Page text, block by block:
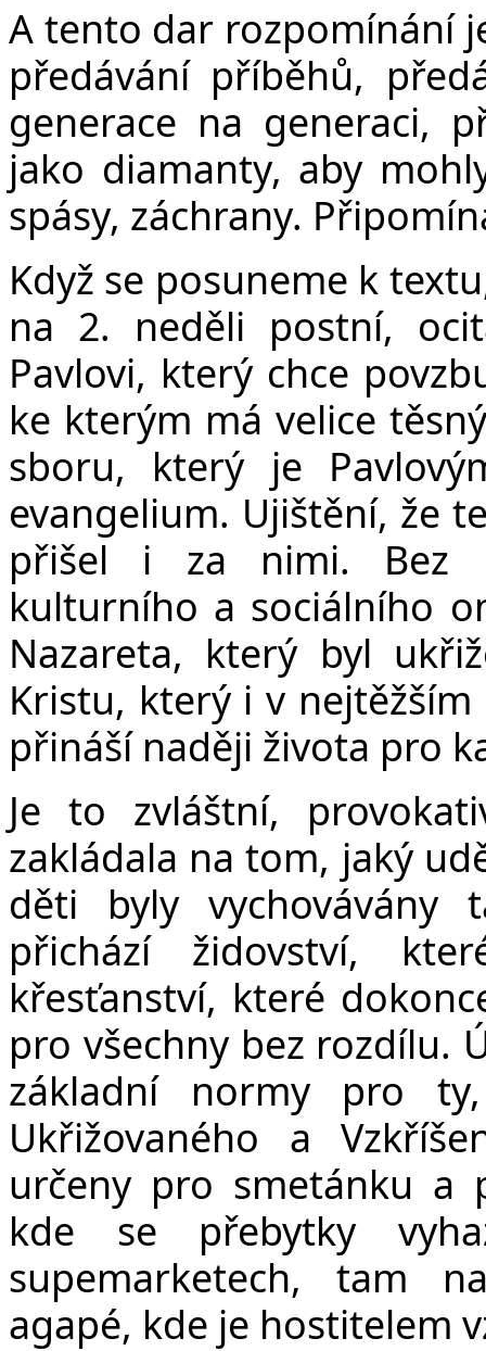
A tento dar rozpomínání
předávání příběhů,
generace na generaci,
jako diamanty, aby
spásy, záchrany.
Když se posuneme k
na 2. neděli postní,
Pavlovi, který chce
ke kterým má velice
sboru, který je
evangelium. Ujištění, že
přišel i za nimi. Bez
kulturního a sociálního
Nazareta, který byl
Kristu, který i v
přináší naději života pro
Je to zvláštní,
zakládala na tom, jaký
děti byly vychovávány
přichází židovství,
křesťanství, které
pro všechny bez rozdílu.
základní normy pro
Ukřižovaného a
určeny pro smetánku a
kde se přebytky
supemarketech, tam
agapé, kde je hostitelem